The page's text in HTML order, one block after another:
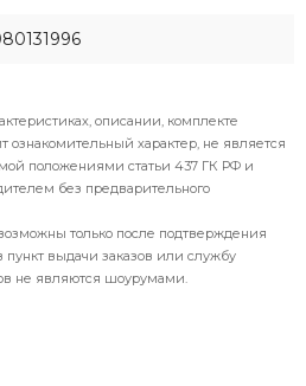
описании, комплекте
характер, не является
положениями статьи 437 ГК РФ и
без предварительного
только после подтверждения
выдачи заказов или службу
не являются шоурумами.